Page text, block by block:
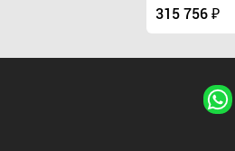
315 756 ₽